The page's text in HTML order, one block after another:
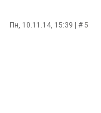
Пн, 10.11.14, 15:39 | #5